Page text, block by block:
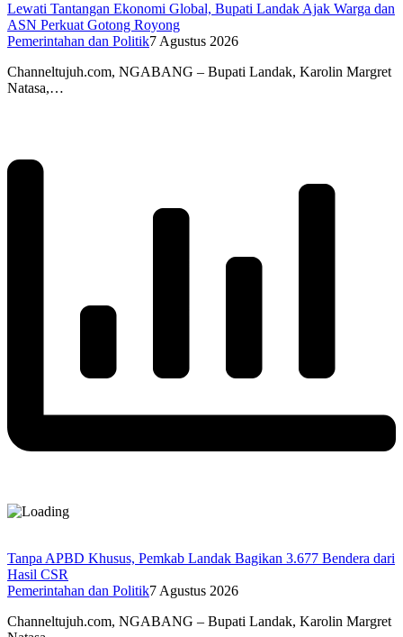
Lewati Tantangan Ekonomi Global, Bupati Landak Ajak Warga dan
ASN Perkuat Gotong Royong
Pemerintahan dan Politik7 Agustus 2026
Channeltujuh.com, NGABANG – Bupati Landak, Karolin Margret
Natasa,…
Tanpa APBD Khusus, Pemkab Landak Bagikan 3.677 Bendera dari
Hasil CSR
Pemerintahan dan Politik7 Agustus 2026
Channeltujuh.com, NGABANG – Bupati Landak, Karolin Margret